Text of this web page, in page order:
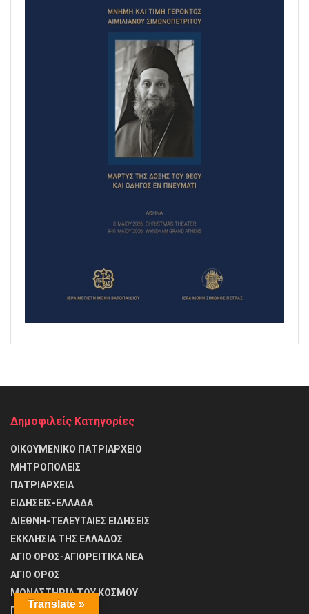
Δημοφιλείς Κατηγορίες
ΟΙΚΟΥΜΕΝΙΚΟ ΠΑΤΡΙΑΡΧΕΙΟ
ΜΗΤΡΟΠΟΛΕΙΣ
ΠΑΤΡΙΑΡΧΕΙΑ
ΕΙΔΗΣΕΙΣ-ΕΛΛΑΔΑ
ΔΙΕΘΝΗ-ΤΕΛΕΥΤΑΙΕΣ ΕΙΔΗΣΕΙΣ
ΕΚΚΛΗΣΙΑ ΤΗΣ ΕΛΛΑΔΟΣ
ΑΓΙΟ ΟΡΟΣ-ΑΓΙΟΡΕΙΤΙΚΑ ΝΕΑ
ΑΓΙΟ ΟΡΟΣ
ΜΟΝΑΣΤΗΡΙΑ ΤΟΥ ΚΟΣΜΟΥ
Προσευχές
Translate »